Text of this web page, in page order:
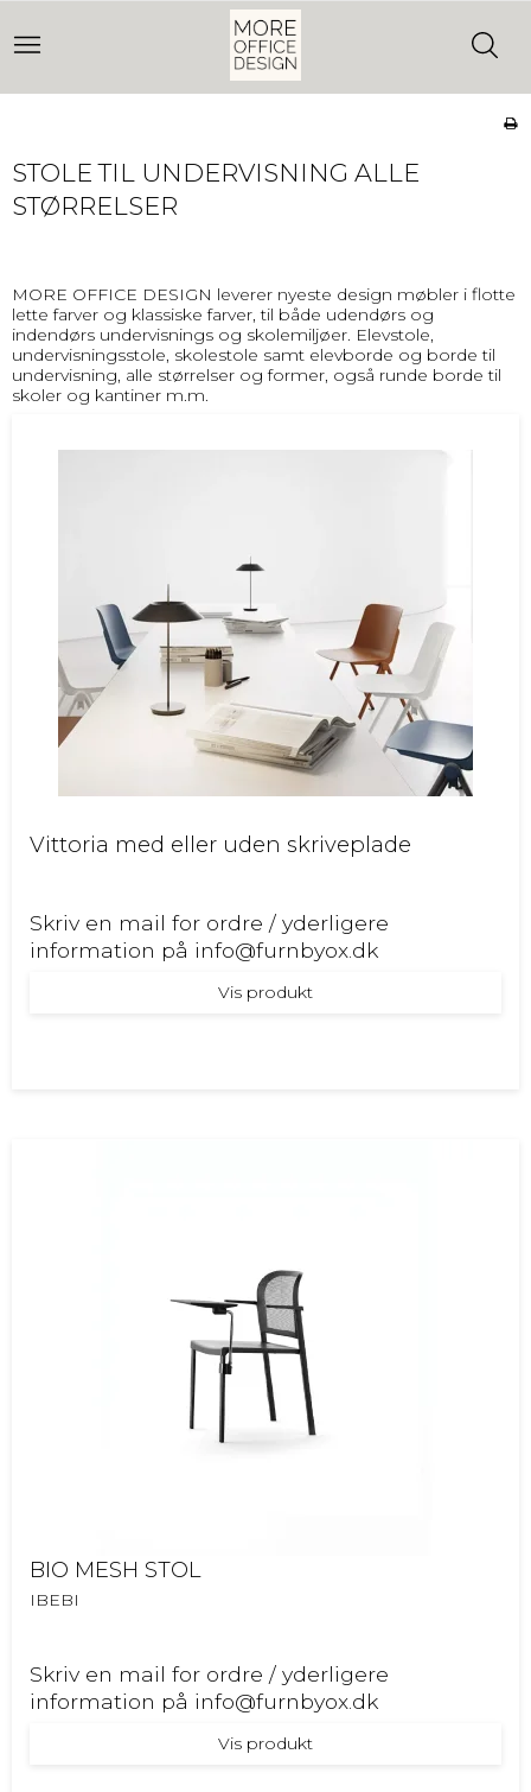
STOLE TIL UNDERVISNING ALLE
STØRRELSER
MORE OFFICE DESIGN leverer nyeste design møbler i flotte
lette farver og klassiske farver, til både udendørs og
indendørs undervisnings og skolemiljøer. Elevstole,
undervisningsstole, skolestole samt elevborde og borde til
undervisning, alle størrelser og former, også runde borde til
skoler og kantiner m.m.
Vittoria med eller uden skriveplade
Skriv en mail for ordre / yderligere
information på info@furnbyox.dk
Vis produkt
BIO MESH STOL
IBEBI
Skriv en mail for ordre / yderligere
information på info@furnbyox.dk
Vis produkt